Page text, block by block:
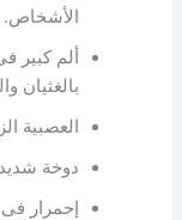
الأشخاص.
ألم كبير
بالغثيان
العصبية
دوخة
إحمرار